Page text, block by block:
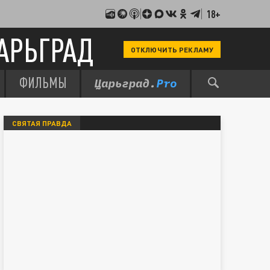
18+
ОТКЛЮЧИТЬ РЕКЛАМУ
ФИЛЬМЫ
СВЯТАЯ ПРАВДА